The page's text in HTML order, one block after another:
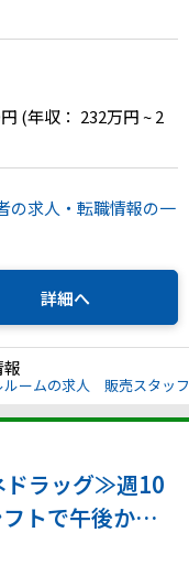
(年収： 232万円 ~ 2
の求人・転職情報の一
詳細へ
ームの求人 販売スタッ
ドラッグ≫週10
トで午後から
・生活との両